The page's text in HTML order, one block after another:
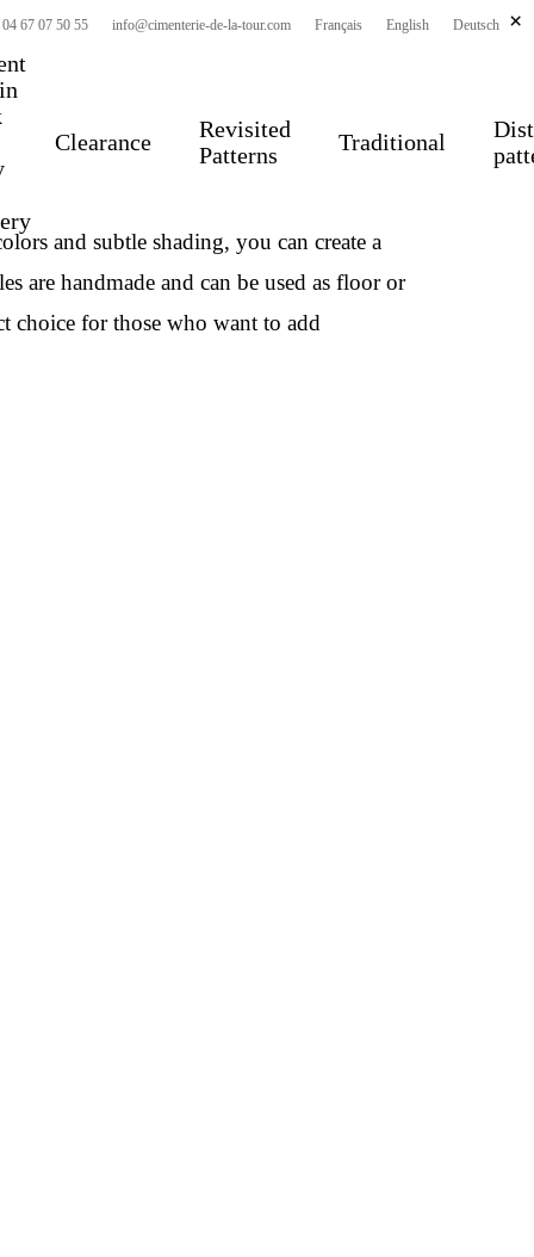
67 07 50 55 info@cimenterie-de-la-tour.com Français English Deutsch
Clearance
Revisited
Patterns
Traditional
your interior. Their
and subtle shading, you can create a
are handmade and can be used as floor or
choice for those who want to add
×